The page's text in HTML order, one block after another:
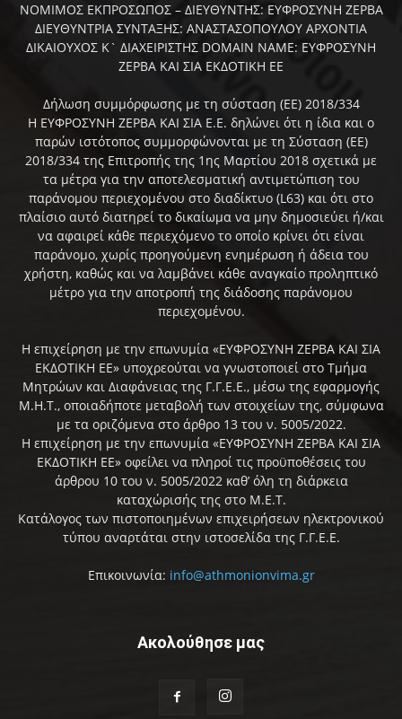
ΝΟΜΙΜΟΣ ΕΚΠΡΟΣΩΠΟΣ – ΔΙΕΥΘΥΝΤΗΣ: ΕΥΦΡΟΣΥΝΗ ΖΕΡΒΑ
ΔΙΕΥΘΥΝΤΡΙΑ ΣΥΝΤΑΞΗΣ: ΑΝΑΣΤΑΣΟΠΟΥΛΟΥ ΑΡΧΟΝΤΙΑ
ΔΙΚΑΙΟΥΧΟΣ Κ` ΔΙΑΧΕΙΡΙΣΤΗΣ DOMAIN NAME: ΕΥΦΡΟΣΥΝΗ
ΖΕΡΒΑ ΚΑΙ ΣΙΑ ΕΚΔΟΤΙΚΗ ΕΕ
Δήλωση συμμόρφωσης με τη σύσταση (ΕΕ) 2018/334
Η ΕΥΦΡΟΣΥΝΗ ΖΕΡΒΑ ΚΑΙ ΣΙΑ Ε.Ε. δηλώνει ότι η ίδια και ο
παρών ιστότοπος συμμορφώνονται με τη Σύσταση (ΕΕ)
2018/334 της Επιτροπής της 1ης Μαρτίου 2018 σχετικά με
τα μέτρα για την αποτελεσματική αντιμετώπιση του
παράνομου περιεχομένου στο διαδίκτυο (L63) και ότι στο
πλαίσιο αυτό διατηρεί το δικαίωμα να μην δημοσιεύει ή/και
να αφαιρεί κάθε περιεχόμενο το οποίο κρίνει ότι είναι
παράνομο, χωρίς προηγούμενη ενημέρωση ή άδεια του
χρήστη, καθώς και να λαμβάνει κάθε αναγκαίο προληπτικό
μέτρο για την αποτροπή της διάδοσης παράνομου
περιεχομένου.
Η επιχείρηση με την επωνυμία «ΕΥΦΡΟΣΥΝΗ ΖΕΡΒΑ ΚΑΙ ΣΙΑ
ΕΚΔΟΤΙΚΗ ΕΕ» υποχρεούται να γνωστοποιεί στο Τμήμα
Μητρώων και Διαφάνειας της Γ.Γ.Ε.Ε., μέσω της εφαρμογής
Μ.Η.Τ., οποιαδήποτε μεταβολή των στοιχείων της, σύμφωνα
με τα οριζόμενα στο άρθρο 13 του ν. 5005/2022.
Η επιχείρηση με την επωνυμία «ΕΥΦΡΟΣΥΝΗ ΖΕΡΒΑ ΚΑΙ ΣΙΑ
ΕΚΔΟΤΙΚΗ ΕΕ» οφείλει να πληροί τις προϋποθέσεις του
άρθρου 10 του ν. 5005/2022 καθ’ όλη τη διάρκεια
καταχώρισής της στο Μ.Ε.Τ.
Κατάλογος των πιστοποιημένων επιχειρήσεων ηλεκτρονικού
τύπου αναρτάται στην ιστοσελίδα της Γ.Γ.Ε.Ε.
Επικοινωνία: info@athmonionvima.gr
Ακολούθησε μας